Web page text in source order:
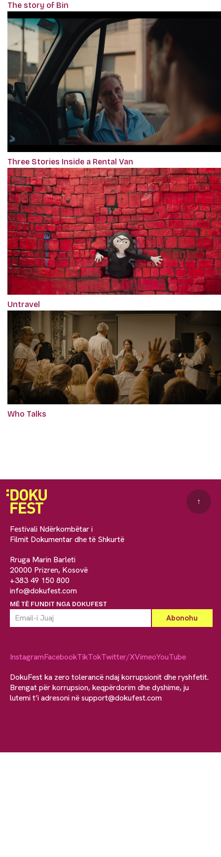
The story of Bin
Three Stories Inside a Rental Van
Untravel
Who Talks
Festivali Ndërkombëtar i
Filmit Dokumentar dhe të Shkurtë
Rruga Marin Barleti
20000 Prizren, Kosovë
+383 49 150 800
info@dokufest.com
MË TË FUNDIT NGA DOKUFEST
↑
InstagramFacebookTikTokTwitter/XVimeoYouTube
DokuFest ka zero tolerancë ndaj korrupsionit dhe ryshfetit.
Brengat për korrupsion, keqpërdorim dhe dyshime, ju
lutemi t’i adresoni nësupport@dokufest.com